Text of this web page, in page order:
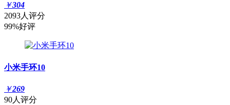
￥304
2093人评分
99%好评
小米手环10
￥269
90人评分